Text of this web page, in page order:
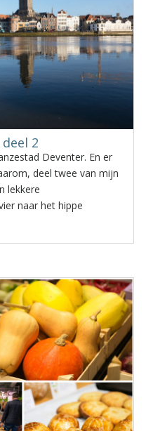
2
Deventer. En er
deel twee van mijn
lekkere
naar het hippe